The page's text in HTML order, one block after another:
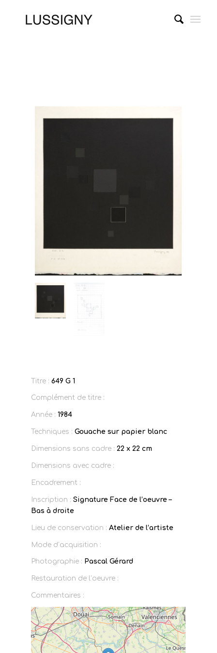
Titre : 649 G 1
Complément de titre :
Année : 1984
Techniques : Gouache sur papier blanc
Dimensions sans cadre : 22 x 22 cm
Dimensions avec cadre :
Encadrement :
Inscription : Signature Face de l’oeuvre –
Bas à droite
Lieu de conservation : Atelier de l’artiste
Mode d’acquisition :
Photographie : Pascal Gérard
Restauration de l’oeuvre :
Commentaires :